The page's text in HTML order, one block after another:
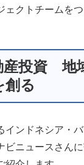
ェクトチームを
産投資 地
創る
インドネシア・
ビニュースさん